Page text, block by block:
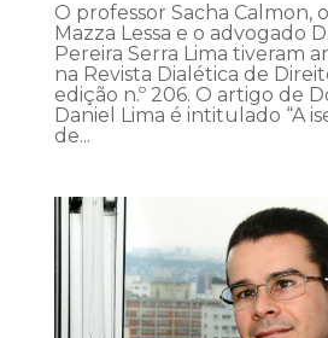
O professor Sacha Calmon,
Mazza Lessa e o advogado
Pereira Serra Lima tiveram
na Revista Dialética de
edição n.º 206. O artigo de
Daniel Lima é intitulado “A
de...